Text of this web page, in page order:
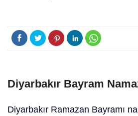
Diyarbakır Bayram
Diyarbakır Ramazan Bayramı